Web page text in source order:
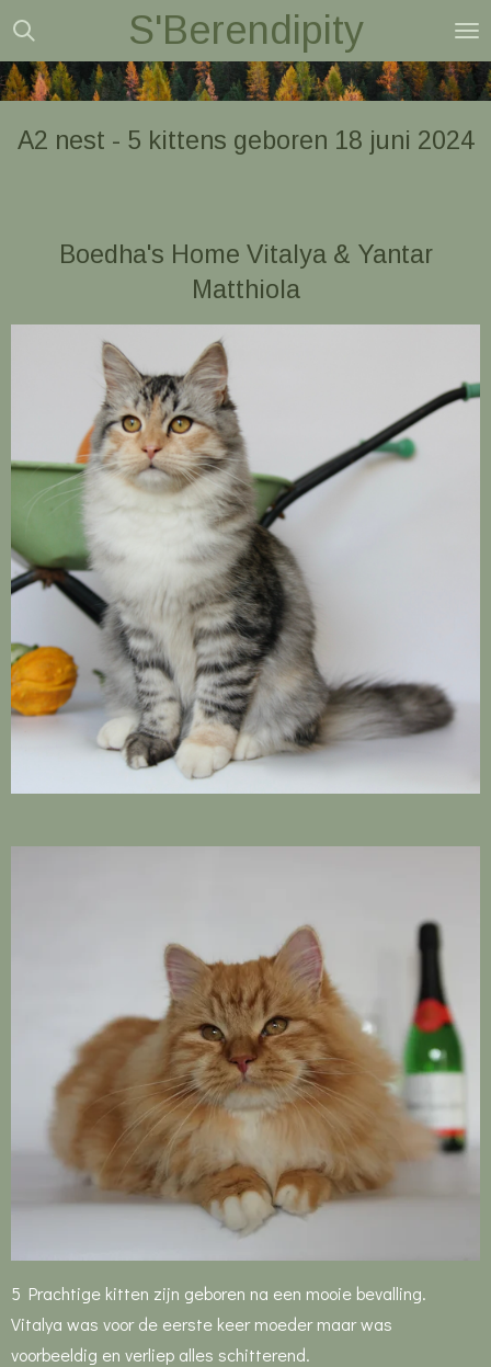
Ga
naar
hoofdinhoud
S'Berendipity
A2 nest - 5 kittens geboren 18 juni 2024
Boedha's Home Vitalya & Yantar
Matthiola
5 Prachtige kitten zijn geboren na een mooie bevalling.
Vitalya was voor de eerste keer moeder maar was
voorbeeldig en verliep alles schitterend.